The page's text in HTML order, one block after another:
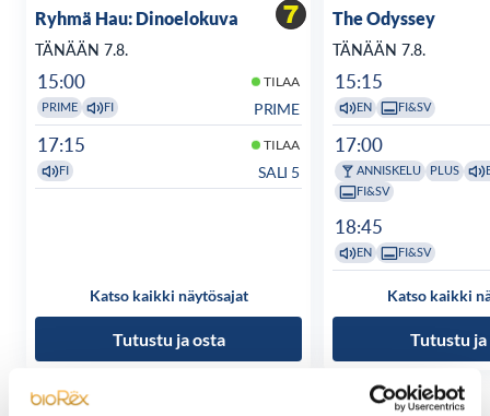
Ryhmä Hau: Dinoelokuva
TÄNÄÄN 7.8.
15:00 TILAA
PRIME FI PRIME
17:15 TILAA
FI SALI 5
Katso kaikki näytösajat
Tutustu ja osta
The Odyssey
TÄNÄÄN 7.8.
15:15
EN FI&SV
17:00
ANNISKELU PLUS
FI&SV
18:45
EN FI&SV
Katso kaikki
Tutustu ja